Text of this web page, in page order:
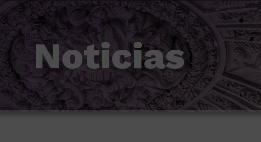
Noticias